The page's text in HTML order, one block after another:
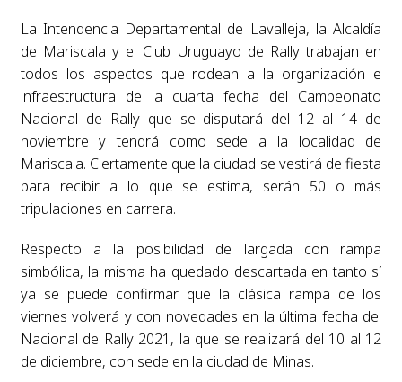
La Intendencia Departamental de Lavalleja, la Alcaldía
de Mariscala y el Club Uruguayo de Rally trabajan en
todos los aspectos que rodean a la organización e
infraestructura de la cuarta fecha del Campeonato
Nacional de Rally que se disputará del 12 al 14 de
noviembre y tendrá como sede a la localidad de
Mariscala. Ciertamente que la ciudad se vestirá de fiesta
para recibir a lo que se estima, serán 50 o más
tripulaciones en carrera.
Respecto a la posibilidad de largada con rampa
simbólica, la misma ha quedado descartada en tanto sí
ya se puede confirmar que la clásica rampa de los
viernes volverá y con novedades en la última fecha del
Nacional de Rally 2021, la que se realizará del 10 al 12
de diciembre, con sede en la ciudad de Minas.